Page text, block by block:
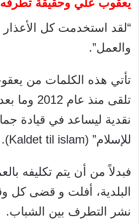
يعقوب علي وحقيقة تطرفه
“لقد استخدمت كل
والعمل”.
تأتي هذه الكلمات من
تلقى منذ
نقدية ليساعد في قيادة
للإسلام” (Kaldet til islam).
فبدلاً من أن يتم تكليفه
البلدية، أفلت و قضى كل
نشر التطرف بين الشباب.